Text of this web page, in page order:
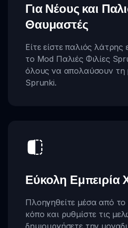
Για Νέους και
Θαυμαστές
Είτε είστε παλιός λάτρης
το Mod Παλιές Φιλίες
όλους να απολαύσουν τη
Sprunki.
Εύκολη Εμπειρία
Πλοηγηθείτε μέσα από το
κόπο και ρυθμίστε τις